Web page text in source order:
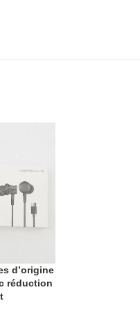
d’origine
réduction